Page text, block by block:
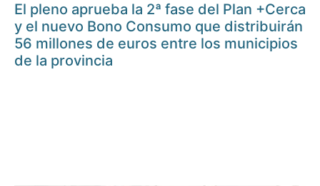
El pleno aprueba la 2ª fase del Plan +Cerca
y el nuevo Bono Consumo que distribuirán
56 millones de euros entre los municipios
de la provincia